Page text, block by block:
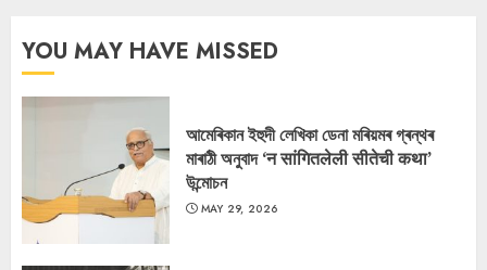
YOU MAY HAVE MISSED
আমেৰিকান ইহুদী লেখিকা ডেনা মৰিয়মৰ গ্ৰন্থৰ
মাৰাঠী অনুবাদ ‘न सांगितलेली सीतेची कथा’
উন্মোচন
MAY 29, 2026